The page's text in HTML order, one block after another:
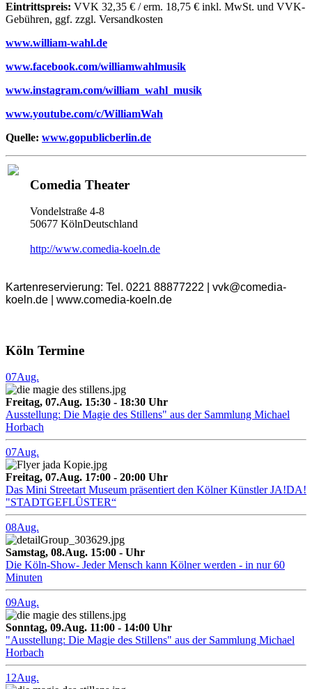
Eintrittspreis: VVK 32,35 € / erm. 18,75 € inkl. MwSt. und VVK-
Gebühren, ggf. zzgl. Versandkosten
www.william-wahl.de
www.facebook.com/williamwahlmusik
www.instagram.com/william_wahl_musik
www.youtube.com/c/WilliamWah
Quelle: www.gopublicberlin.de
Comedia Theater
Vondelstraße 4-8
50677 KölnDeutschland
http://www.comedia-koeln.de
Kartenreservierung: Tel. 0221 88877222 | vvk@comedia-
koeln.de | www.comedia-koeln.de
Köln Termine
07Aug.
Freitag, 07.Aug. 15:30 - 18:30 Uhr
Ausstellung: Die Magie des Stillens" aus der Sammlung Michael
Horbach
07Aug.
Freitag, 07.Aug. 17:00 - 20:00 Uhr
Das Mini Streetart Museum präsentiert den Kölner Künstler JA!DA!
"STADTGEFLÜSTER“
08Aug.
Samstag, 08.Aug. 15:00 - Uhr
Die Köln-Show- Jeder Mensch kann Kölner werden - in nur 60
Minuten
09Aug.
Sonntag, 09.Aug. 11:00 - 14:00 Uhr
"Ausstellung: Die Magie des Stillens" aus der Sammlung Michael
Horbach
12Aug.